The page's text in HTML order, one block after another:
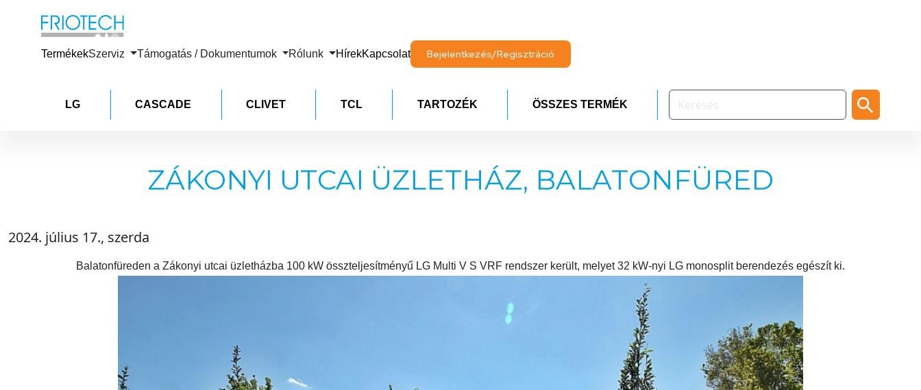
TermékekSzerviz Támogatás / Dokumentumok Rólunk HírekKapcsolat Bejelentkezés/Regisztráció
LG CASCADE CLIVET TCL TARTOZÉK ÖSSZES TERMÉK
ZÁKONYI UTCAI ÜZLETHÁZ, BALATONFÜRED
2024. július 17., szerda
Balatonfüreden a Zákonyi utcai üzletházba 100 kW összteljesítményű LG Multi V S VRF rendszer került, melyet 32 kW-nyi LG monosplit berendezés egészít ki.